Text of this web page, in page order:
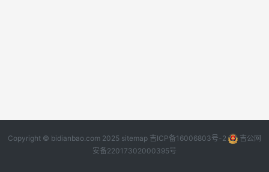
Copyright © bidianbao.com 2025 sitemap 吉ICP备16006803号-2
吉公网
安备22017302000395号